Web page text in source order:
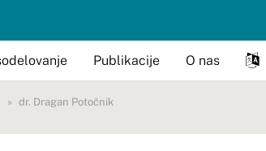
Publikacije O nas
dr. Dragan Potočnik